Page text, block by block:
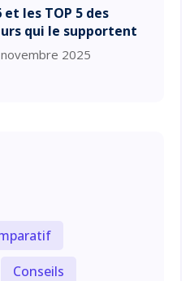
et les TOP 5 des
qui le supportent
2025
Conseils